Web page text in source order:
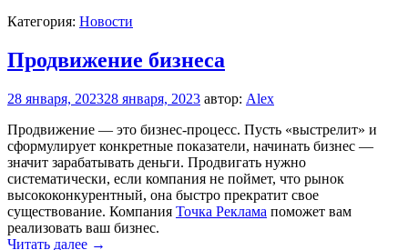
—
и
экономное
для
Категория: Новости
Продвижение бизнеса
28 января, 202328 января, 2023 автор: Alex
Продвижение — это бизнес-процесс. Пусть «выстрелит» и
сформулирует конкретные показатели, начинать бизнес —
значит зарабатывать деньги. Продвигать нужно
систематически, если компания не поймет, что рынок
высококонкурентный, она быстро прекратит свое
существование. Компания Точка Реклама поможет вам
реализовать ваш бизнес.
Читать далее Продвижение
→